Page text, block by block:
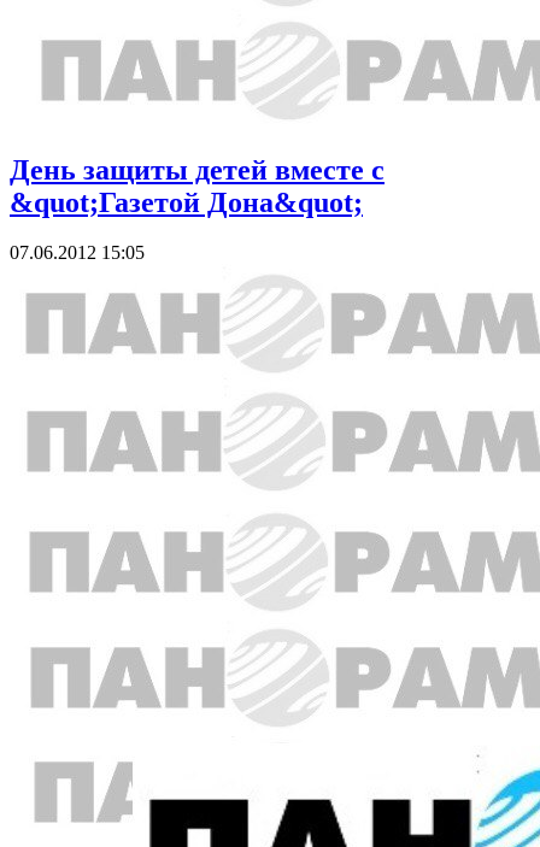
День защиты детей вместе с
&quot;Газетой Дона&quot;
07.06.2012 15:05